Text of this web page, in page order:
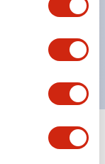
Unterstützt